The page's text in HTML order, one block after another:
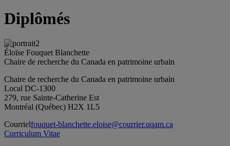
Diplômés
Éloïse Fouquet Blanchette
Chaire de recherche du Canada en patrimoine urbain
Chaire de recherche du Canada en patrimoine urbain
Local DC-1300
279, rue Sainte-Catherine Est
Montréal (Québec) H2X 1L5
Courrielfouquet-blanchette.eloise@courrier.uqam.ca
Curriculum Vitae